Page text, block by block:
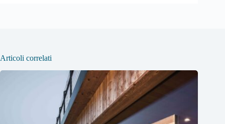
Articoli correlati